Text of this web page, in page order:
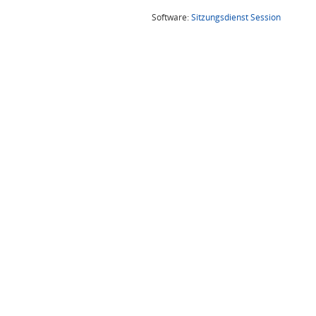
Software:SitzungsdienstSession(Wird in